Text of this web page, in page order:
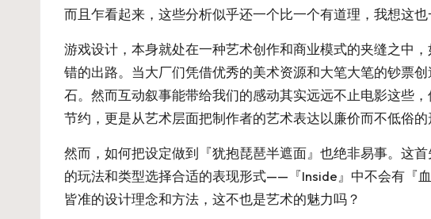
而且乍看起来，这些分析似乎还一个比一个有道理，我想这也
游戏设计，本身就处在一种艺术创作和商业模式的夹缝之中
错的出路。当大厂们凭借优秀的美术资源和大笔大笔的钞票
石。然而互动叙事能带给我们的感动其实远远不止电影这些
节约，更是从艺术层面把制作者的艺术表达以廉价而不低俗的
然而，如何把设定做到『犹抱琵琶半遮面』也绝非易事。这
的玩法和类型选择合适的表现形式——『Inside』中不会有『
皆准的设计理念和方法，这不也是艺术的魅力吗？